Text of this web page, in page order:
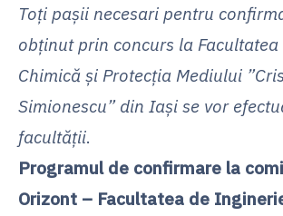
Toți pașii necesari pentru
obținut prin concurs la Facultatea
Chimică și Protecția Mediului
Simionescu” din Iași se vor
facultății.
Programul de confirmare la
Orizont – Facultatea de